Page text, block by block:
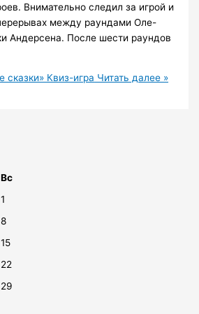
Внимательно следил за игрой и
между раундами Оле-
Андерсена. После шести раундов
сказки» Квиз-игра Читать далее »
Вс
1
8
15
22
29